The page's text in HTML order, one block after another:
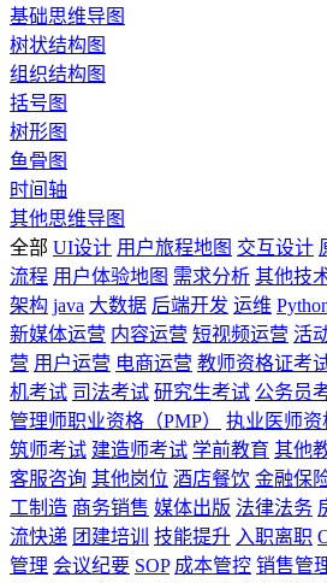
基础思维导图
树状结构图
组织结构图
括号图
树形图
鱼骨图
时间轴
其他思维导图
全部 UI设计 用户旅程地图 交互设计
流程 用户体验地图 需求分析 其他技
架构 java 大数据 后端开发 运维
新媒体运营 内容运营 短视频运营 活
营 用户运营 电商运营 教师资格证考
机考试 司法考试 研究生考试 公务员
管理师职业资格（PMP）
执业医师资
筑师考试 建造师考试 学前教育 其他
客服咨询 其他岗位 酒店餐饮 金融保
工制造 商务销售 媒体出版 法律法务
流快递 团建培训 技能提升 入职离职
管理 会议纪要 SOP 成本管控 销售管